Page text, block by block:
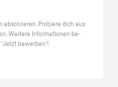
ab­sol­vie­ren. Pro­bie­re dich aus
Wei­te­re In­for­ma­tio­nen be­
'Jetzt be­wer­ben'!